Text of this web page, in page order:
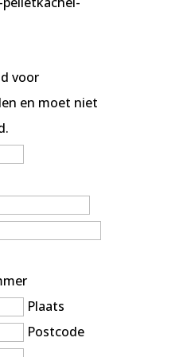
voor
en moet niet
Plaats
Postcode